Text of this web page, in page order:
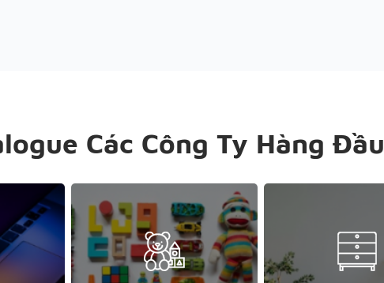
Các Công Ty Hàng Đầu